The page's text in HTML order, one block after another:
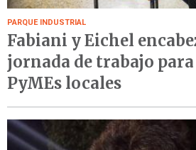
PARQUE INDUSTRIAL
Fabiani y Eichel
jornada de trabajo
PyMEs locales